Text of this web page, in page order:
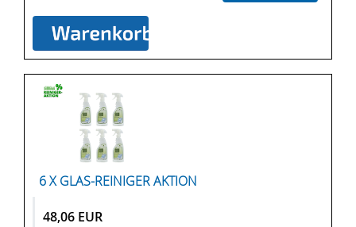
6 X GLAS-REINIGER AKTION
48,06 EUR